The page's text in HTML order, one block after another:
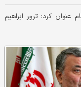
کرد: ترور ابراهیم